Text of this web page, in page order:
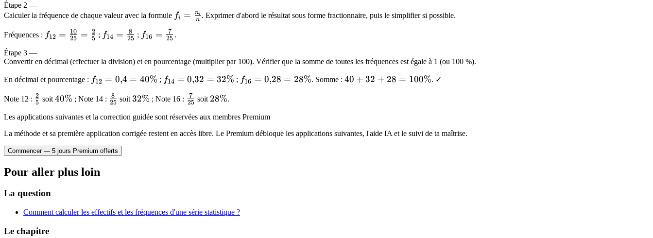
+
8
+
=
25
Étape 2 —
Calculer la fréquence de chaque valeur avec la formule f_i =
{n}
fi = n
ni . Exprimer d'abord le résultat sous forme fractionnaire, puis le simplifier si possible.
Fréquences : f_{12} =
{25} =
\frac{2}
{5}
f12 = 25
10 = 5
2 ; f_{14}
\frac{8}
{25}
f14 = 25
8 ; f_{16}
\frac{7}
{25}
f16 = 25
7 .
Étape 3 —
Convertir en décimal (effectuer la division) et en pourcentage (multiplier par 100). Vérifier que la somme de toutes les fréquences est égale à 1 (ou 100 %).
En décimal et pourcentage : f_{12}
0{,}4
=
f12 = 0,4 = 40% ; f_{14}
0{,}32
=
f14 = 0,32 = 32% ; f_{16}
=
f16 = 0,28 = 28%. Somme : 40 +
40 + 32 + 28 = 100%. ✓
Note 12 : \frac{2}
5
2 soit 40\%
40% ; Note 14 : \frac{8}
25
8 soit32\%
32% ; Note 16 : \frac{7}
25
7 soit 28\%
28%.
Les applications suivantes et la correction guidée sont réservées aux membres Premium
La méthode et sa première application corrigée restent en accès libre. Le Premium débloque les applications suivantes, l'aide IA et le suivi de ta maîtrise.
Commencer — 5 jours Premium offerts
Pour aller plus loin
La question
Comment calculer les effectifs et les fréquences d'une série statistique ?
Le chapitre